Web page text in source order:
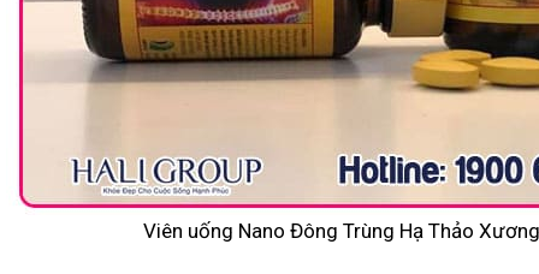
Viên uống Nano Đông Trùng Hạ Thảo